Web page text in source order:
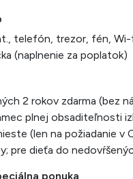
telefón, trezor, fén,
(naplnenie za poplatok)
2 rokov zdarma (bez
plnej obsaditeľnosti
(len na požiadanie v
pre dieťa do
ponuka